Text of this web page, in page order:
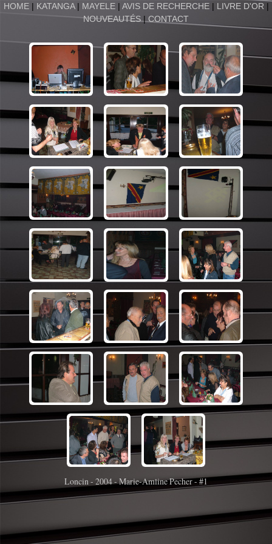
HOME | KATANGA| MAYELE| AVIS DE RECHERCHE| LIVRE D'OR |
NOUVEAUTÉS| CONTACT
Loncin - 2004 - Marie-Amline Pecher - #1